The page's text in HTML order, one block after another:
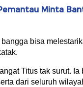
Minta
bisa
Titus tak surut. Ia
dari seluruh